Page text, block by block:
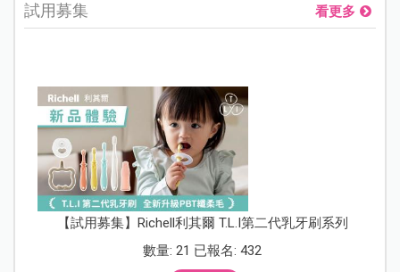
試用募集 看更多
【試用募集】Richell利其爾 T.L.I第二代乳牙刷系列
數量: 21 已報名: 432